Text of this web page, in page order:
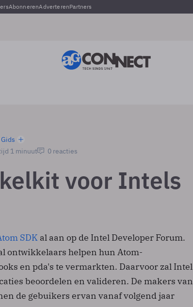
AbonnerenAdverterenPartners
1 minuut 0 reacties
voor Intels
SDK al aan op de Intel Developer Forum.
ontwikkelaars helpen hun Atom-
en pda's te vermarkten. Daarvoor zal Intel
beoordelen en valideren. De makers van
de gebuikers ervan vanaf volgend jaar